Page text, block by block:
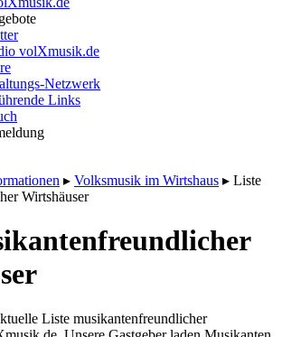
volXmusik.de
Netzwerk
Links
▸ Volksmusik im Wirtshaus ▸ Liste
Wirtshäuser
Liste musikantenfreundlicher